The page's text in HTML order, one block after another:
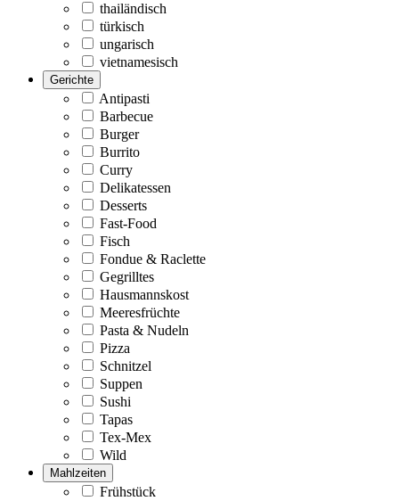
thailändisch
türkisch
ungarisch
vietnamesisch
Gerichte
Antipasti
Barbecue
Burger
Burrito
Curry
Delikatessen
Desserts
Fast-Food
Fisch
Fondue & Raclette
Gegrilltes
Hausmannskost
Meeresfrüchte
Pasta & Nudeln
Pizza
Schnitzel
Suppen
Sushi
Tapas
Tex-Mex
Wild
Mahlzeiten
Frühstück